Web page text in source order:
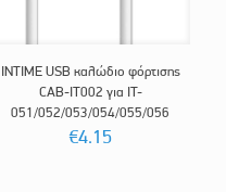
INTIME USB καλώδιο φόρτισης
CAB-IT002 για IT-
051/052/053/054/055/056
€4.15